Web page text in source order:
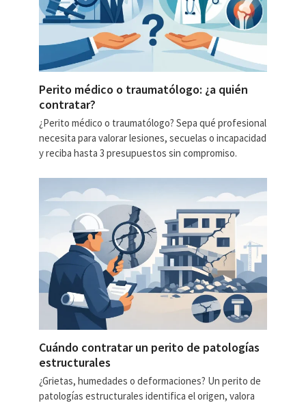
Perito médico o traumatólogo: ¿a quién
contratar?
¿Perito médico o traumatólogo? Sepa qué profesional
necesita para valorar lesiones, secuelas o incapacidad
y reciba hasta 3 presupuestos sin compromiso.
Cuándo contratar un perito de patologías
estructurales
¿Grietas, humedades o deformaciones? Un perito de
patologías estructurales identifica el origen, valora